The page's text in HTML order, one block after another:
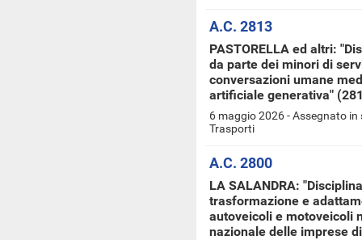
A.C. 2813
PASTORELLA ed altri:
da parte dei minori di
conversazioni umane
artificiale generativa"
6 maggio 2026 - Assegnato in
Trasporti
A.C. 2800
LA SALANDRA:
trasformazione e
autoveicoli e motoveicoli
nazionale delle imprese